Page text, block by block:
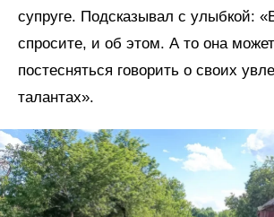
супруге. Подсказывал с улыбкой:
спросите, и об этом. А то она
постесняться говорить о своих
талантах».